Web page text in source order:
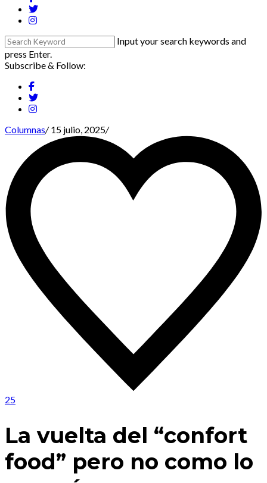
Input your search keywords and
press Enter.
Subscribe & Follow:
Columnas/15 julio, 2025/
25
La vuelta del “confort
food” pero no como lo